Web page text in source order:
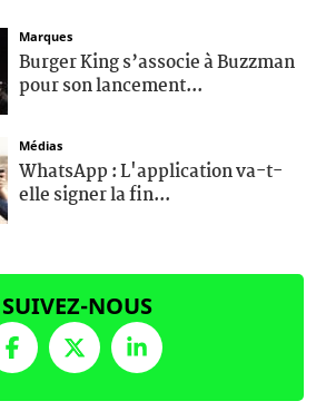
Marques
Burger King s’associe à Buzzman
pour son lancement...
Médias
WhatsApp : L'application va-t-
elle signer la fin...
SUIVEZ-NOUS